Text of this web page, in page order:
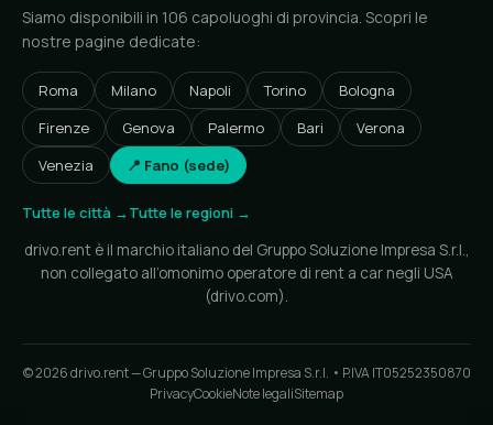
Siamo disponibili in 106 capoluoghi di provincia. Scopri le
nostre pagine dedicate:
Roma Milano Napoli Torino
Bologna
Firenze
Genova Palermo Bari
Verona
Venezia
📍 Fano (sede)
Tutte le città →Tutte le regioni →
drivo.rent è il marchio italiano del Gruppo Soluzione Impresa S.r.l.,
non collegato all’omonimo operatore di rent a car negli USA
(drivo.com).
© 2026 drivo.rent — Gruppo Soluzione Impresa S.r.l. • P.IVA IT05252350870
PrivacyCookieNote legaliSitemap